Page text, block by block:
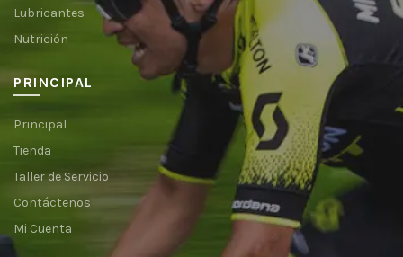
Lubricantes
Nutrición
PRINCIPAL
Principal
Tienda
Taller de Servicio
Contáctenos
Mi Cuenta